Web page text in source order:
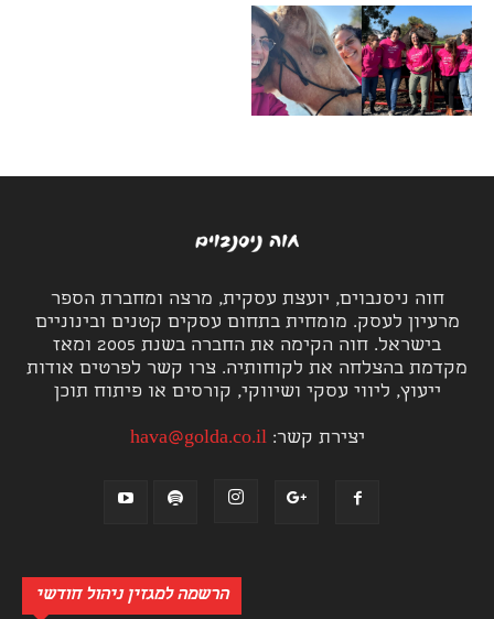
חוה ניסנבוים, יועצת עסקית, מרצה ומחברת הספר
מרעיון לעסק. מומחית בתחום עסקים קטנים ובינוניים
בישראל. חוה הקימה את החברה בשנת 2005 ומאז
מקדמת בהצלחה את לקוחותיה. צרו קשר לפרטים אודות
ייעוץ, ליווי עסקי ושיווקי, קורסים או פיתוח תוכן
יצירת קשר:hava@golda.co.il
הרשמה למגזין ניהול חודשי